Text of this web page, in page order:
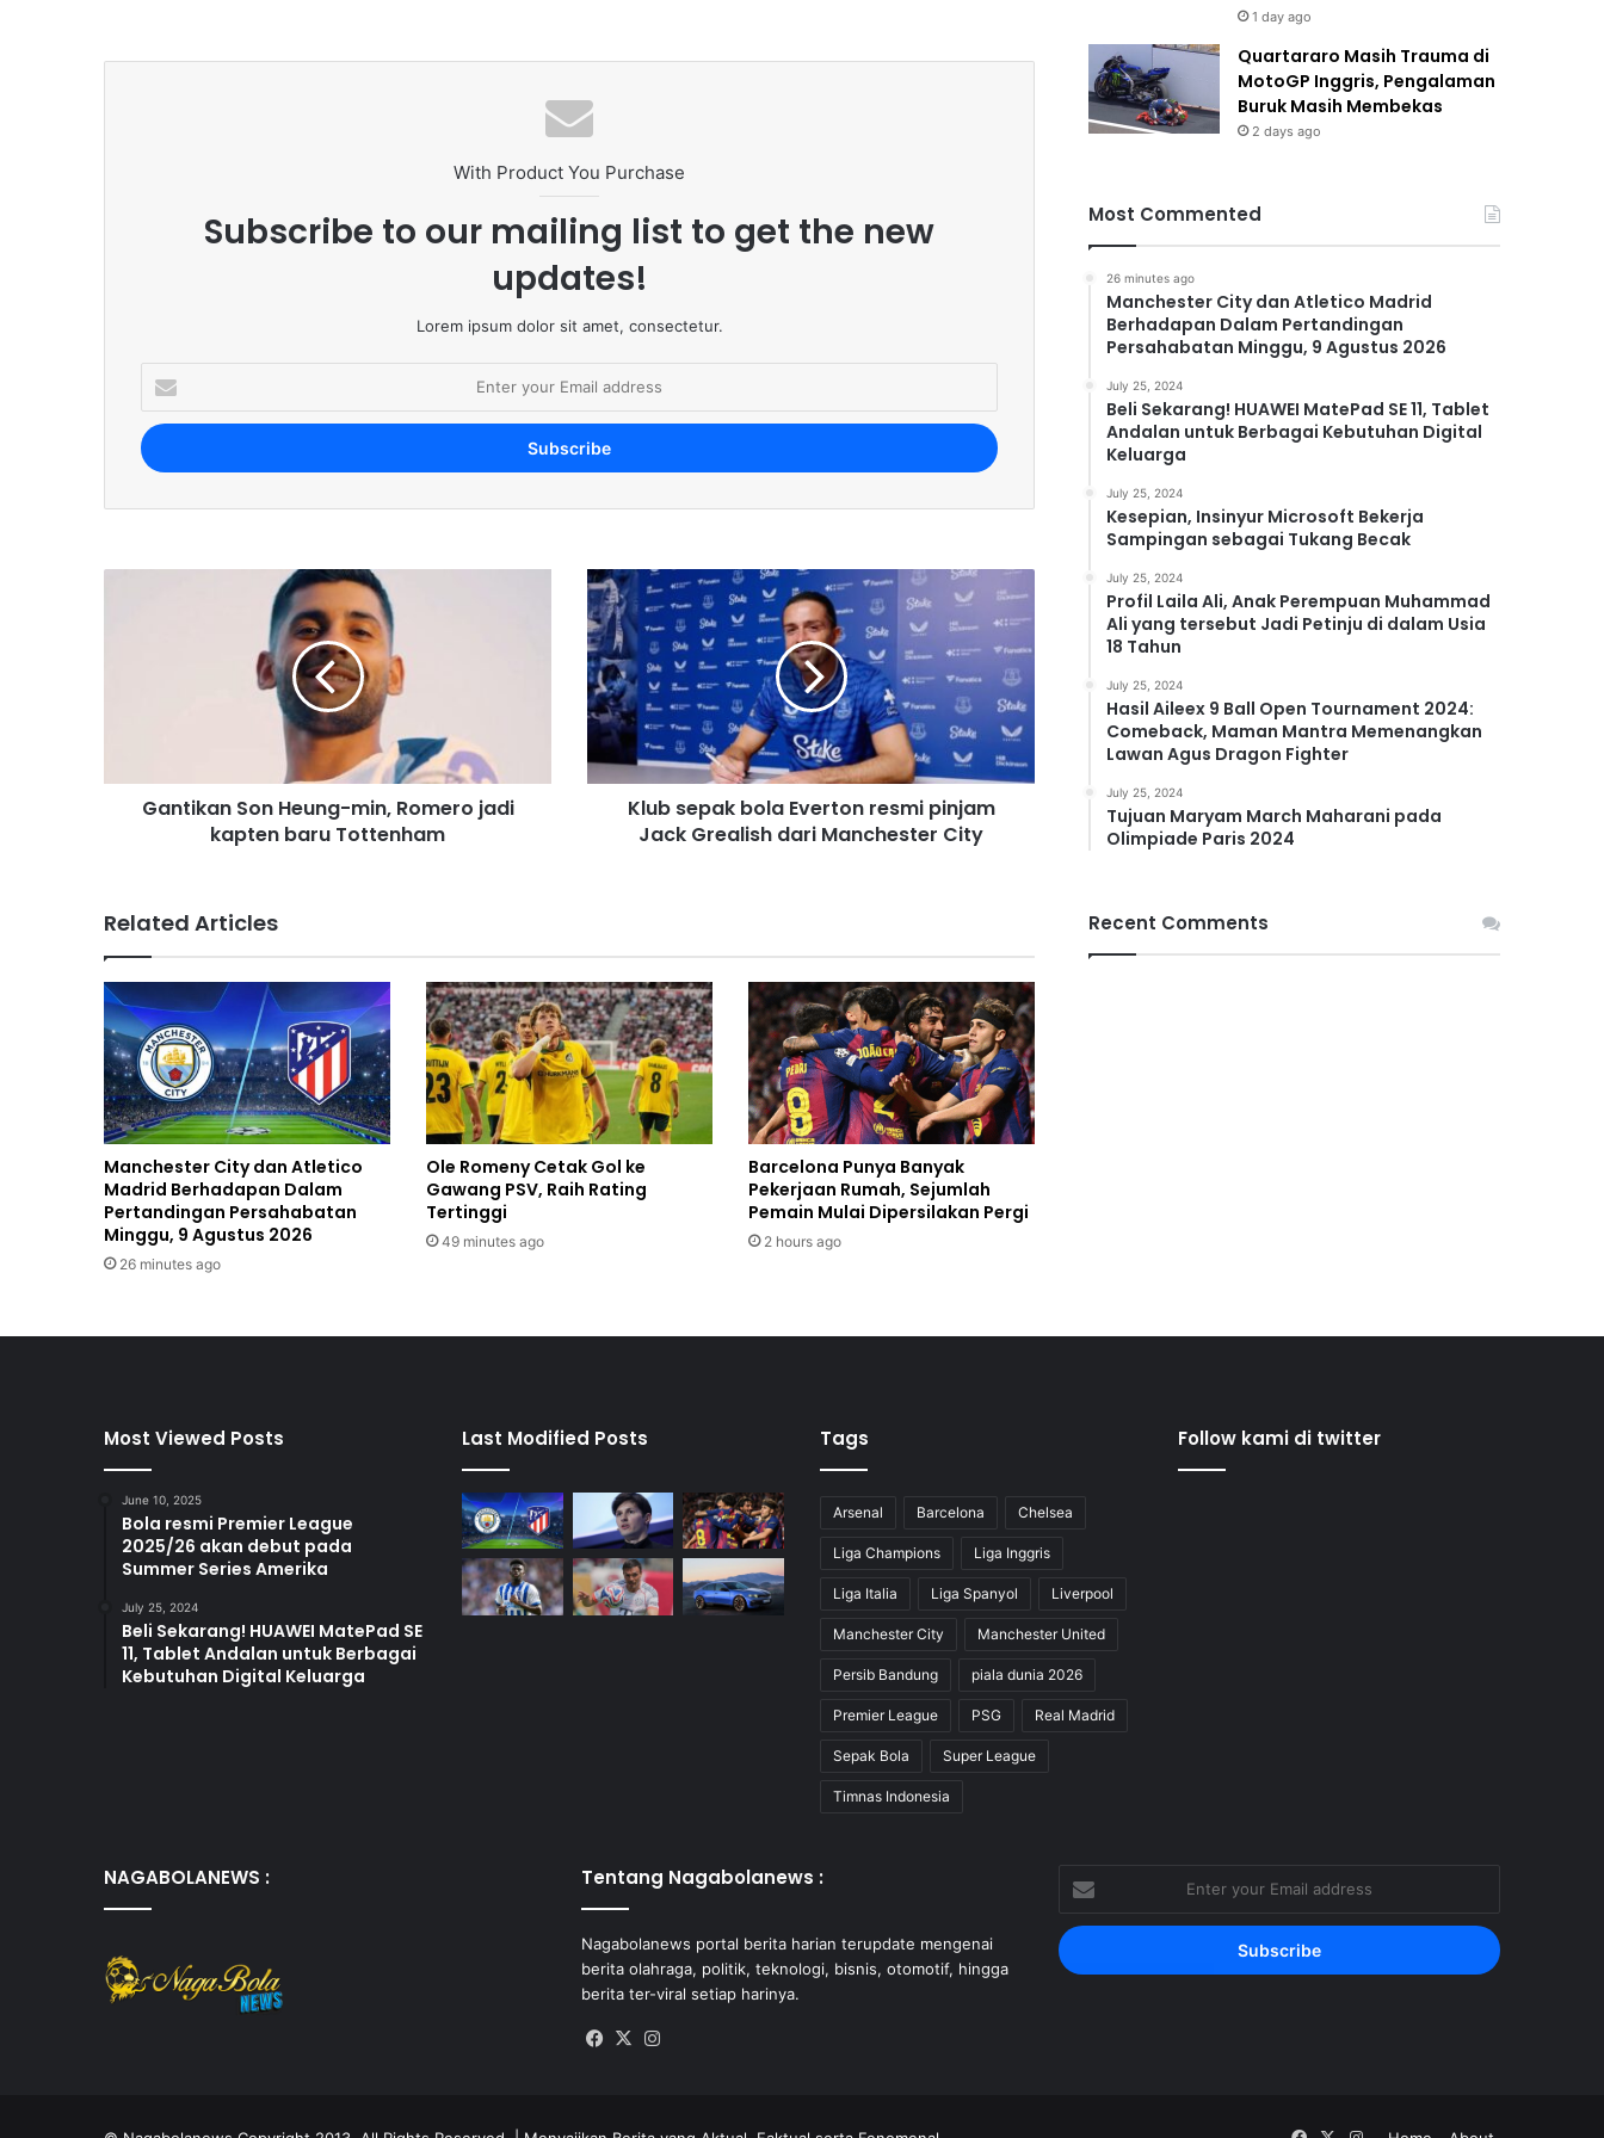
With Product You Purchase
Subscribe to our mailing list to get the new
updates!
Lorem ipsum dolor sit amet, consectetur.
e
r
rGantikan Son Heung-min, Romero jadi
kapten baru Tottenham
Klub sepak bola Everton resmi pinjam
Jack Grealish dari Manchester City
Related Articles
Manchester City dan Atletico
Madrid Berhadapan Dalam
Pertandingan Persahabatan
Minggu, 9 Agustus 2026
26 minutes ago
Ole Romeny Cetak Gol ke
Gawang PSV, Raih Rating
Tertinggi
49 minutes ago
Barcelona Punya Banyak
Pekerjaan Rumah, Sejumlah
Pemain Mulai Dipersilakan Pergi
2 hours ago
1 day ago
Quartararo Masih Trauma di
MotoGP Inggris, Pengalaman
Buruk Masih Membekas
2 days ago
Most Commented
26 minutes ago
Manchester City dan Atletico Madrid
Berhadapan Dalam Pertandingan
Persahabatan Minggu, 9 Agustus 2026
July 25, 2024
Beli Sekarang! HUAWEI MatePad SE 11, Tablet
Andalan untuk Berbagai Kebutuhan Digital
Keluarga
July 25, 2024
Kesepian, Insinyur Microsoft Bekerja
Sampingan sebagai Tukang Becak
July 25, 2024
Profil Laila Ali, Anak Perempuan Muhammad
Ali yang tersebut Jadi Petinju di dalam Usia
18 Tahun
July 25, 2024
Hasil Aileex 9 Ball Open Tournament 2024:
Comeback, Maman Mantra Memenangkan
Lawan Agus Dragon Fighter
July 25, 2024
Tujuan Maryam March Maharani pada
Olimpiade Paris 2024
Recent Comments
Most Viewed Posts
June 10, 2025
Bola resmi Premier League
2025/26 akan debut pada
Summer Series Amerika
July 25, 2024
Beli Sekarang! HUAWEI MatePad SE
11, Tablet Andalan untuk Berbagai
Kebutuhan Digital Keluarga
Last Modified Posts Tags
Arsenal Barcelona Chelsea
Liga Champions Liga Inggris
Liga Italia Liga Spanyol Liverpool
Manchester City Manchester United
Persib Bandung piala dunia 2026
Premier League PSG Real Madrid
Sepak Bola Super League
Timnas Indonesia
Follow kami di twitter
NAGABOLANEWS : Tentang Nagabolanews :
Nagabolanews portal berita harian terupdate mengenai
berita olahraga, politik, teknologi, bisnis, otomotif, hingga
berita ter-viral setiap harinya.
Facebook
X
your
Email
address